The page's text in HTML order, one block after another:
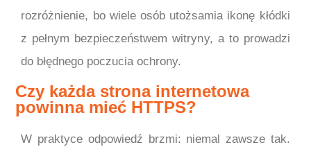
rozróżnienie, bo wiele osób utożsamia ikonę kłódki
z pełnym bezpieczeństwem witryny, a to prowadzi
do błędnego poczucia ochrony.
Czy każda strona internetowa
powinna mieć HTTPS?
W praktyce odpowiedź brzmi: niemal zawsze tak.